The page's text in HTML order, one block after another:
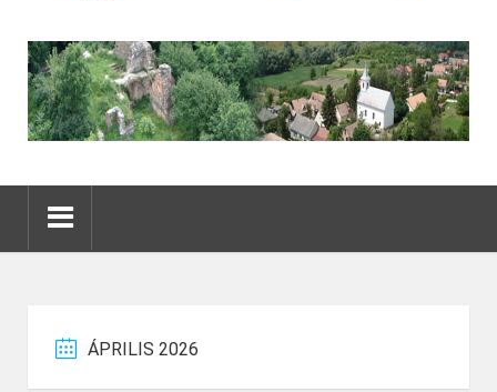
ÁPRILIS 2026